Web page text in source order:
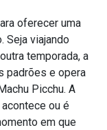
oferecer uma
Seja viajando
temporada, a
padrões e opera
Picchu. A
ou é
em que